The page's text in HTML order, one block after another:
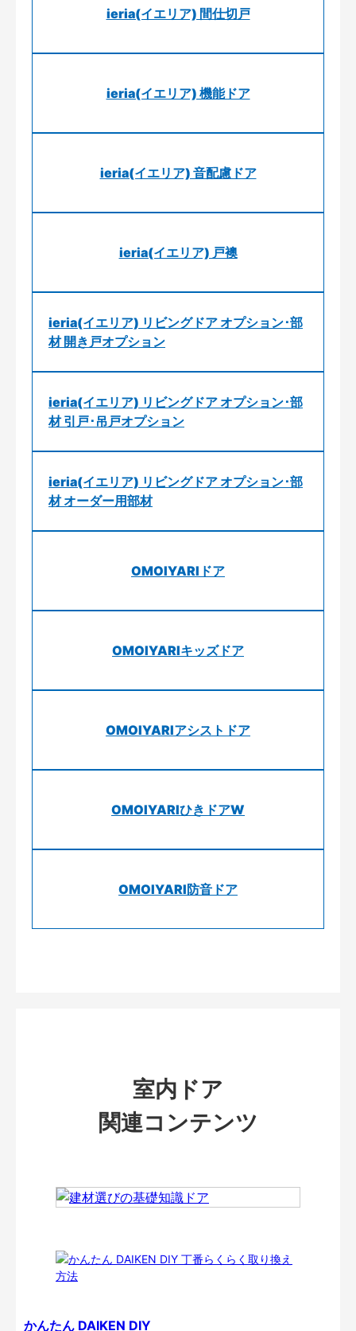
ieria(イエリア) 間仕切戸
ieria(イエリア) 機能ドア
ieria(イエリア) 音配慮ドア
ieria(イエリア) 戸襖
ieria(イエリア) リビングドア オプション･部
材 開き戸オプション
ieria(イエリア) リビングドア オプション･部
材 引戸･吊戸オプション
ieria(イエリア) リビングドア オプション･部
材 オーダー用部材
OMOIYARIドア
OMOIYARIキッズドア
OMOIYARIアシストドア
OMOIYARIひきドアW
OMOIYARI防音ドア
室内ドア
関連コンテンツ
かんたん DAIKEN DIY